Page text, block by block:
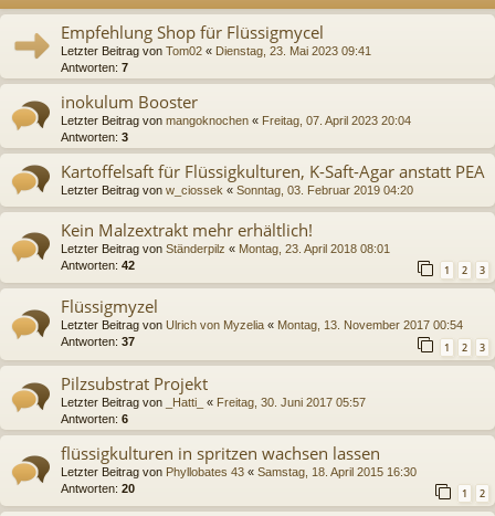
Empfehlung Shop für Flüssigmycel
Letzter Beitrag von Tom02 « Dienstag, 23. Mai 2023 09:41
Antworten: 7
inokulum Booster
Letzter Beitrag von mangoknochen « Freitag, 07. April 2023 20:04
Antworten: 3
Kartoffelsaft für Flüssigkulturen, K-Saft-Agar anstatt PEA
Letzter Beitrag von w_ciossek « Sonntag, 03. Februar 2019 04:20
Kein Malzextrakt mehr erhältlich!
Letzter Beitrag von Ständerpilz « Montag, 23. April 2018 08:01
Antworten: 42 1 2 3
Flüssigmyzel
Letzter Beitrag von Ulrich von Myzelia « Montag, 13. November 2017 00:54
Antworten: 37 1 2 3
Pilzsubstrat Projekt
Letzter Beitrag von _Hatti_ « Freitag, 30. Juni 2017 05:57
Antworten: 6
flüssigkulturen in spritzen wachsen lassen
Letzter Beitrag von Phyllobates 43 « Samstag, 18. April 2015 16:30
Antworten: 20 1 2